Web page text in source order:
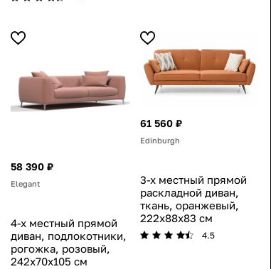
58 390 ₽
Elegant
4-х местный прямой
диван, подлокотники,
рогожка, розовый,
242x70x105 см
61 560 ₽
Edinburgh
3-х местный прямой
раскладной диван,
ткань, оранжевый,
222x88x83 см
4.5